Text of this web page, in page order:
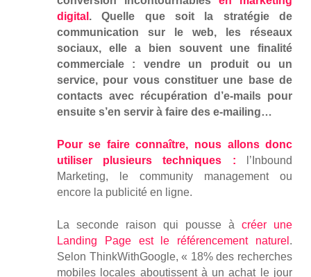
digital . Quelle que soit la stratégie de
communication sur le web, les réseaux
sociaux, elle a bien souvent une finalité
commerciale : vendre un produit ou un
service, pour vous constituer une base de
contacts avec récupération d’e-mails pour
ensuite s’en servir à faire des e-mailing…
Pour se faire connaître, nous allons donc
utiliser plusieurs techniques : l’Inbound
Marketing, le community management ou
encore la publicité en ligne.
La seconde raison qui pousse àcréer une
Landing Page est le référencement naturel .
Selon ThinkWithGoogle,« 18% des recherches
mobiles locales aboutissent à un achat le jour